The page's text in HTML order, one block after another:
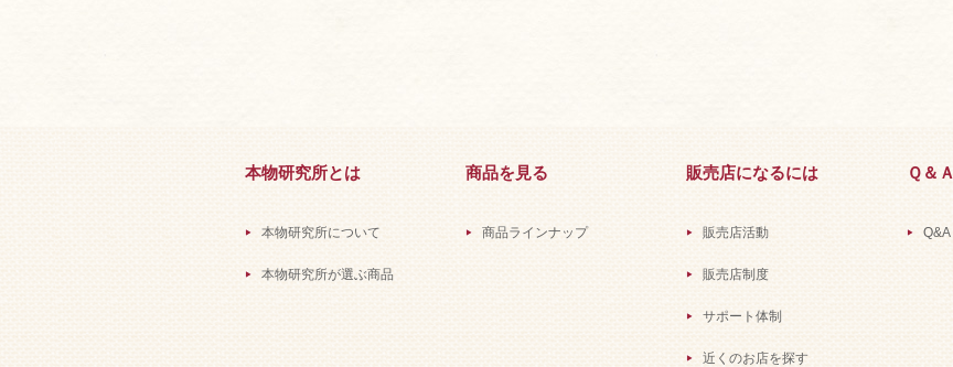
本物研究所とは
本物研究所について
本物研究所が選ぶ商品
商品を見る
商品ラインナップ
販売店になるには
販売店活動
販売店制度
サポート体制
近くのお店を探す
Ｑ＆Ａ
Q&A